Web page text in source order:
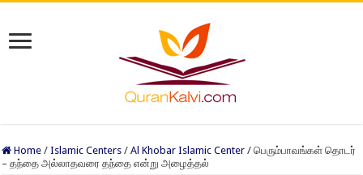
Home / Islamic Centers / Al Khobar Islamic Center / பெரும்பாவங்கள் தொடர்
– தந்தை அல்லாதவரை தந்தை என்று அழைத்தல்